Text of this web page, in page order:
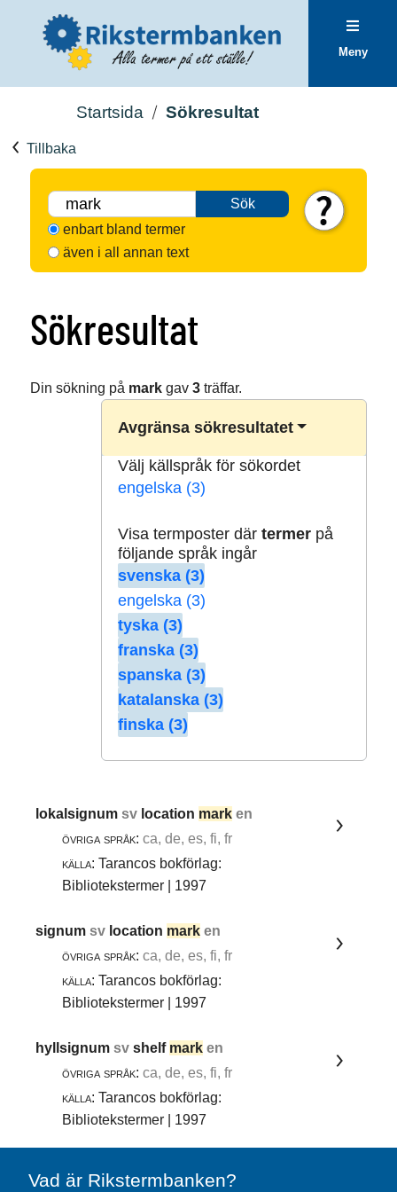
Meny
Startsida Sökresultat
Tillbaka
Sök
enbart bland termer
även i all annan text
Sökresultat
Din sökning på markgav 3träffar.
Avgränsa sökresultatet
Välj källspråk för sökordet
engelska (3)
Visa termposter där termerpå
följande språk ingår
svenska (3)
engelska (3)
tyska (3)
franska (3)
spanska (3)
katalanska (3)
finska (3)
lokalsignumsv location mark en
övriga språk: ca, de, es, fi, fr
källa: Tarancos bokförlag:
Bibliotekstermer | 1997
signumsv location mark en
övriga språk: ca, de, es, fi, fr
källa: Tarancos bokförlag:
Bibliotekstermer | 1997
hyllsignumsvshelf mark en
övriga språk: ca, de, es, fi, fr
källa: Tarancos bokförlag:
Bibliotekstermer | 1997
Vad är Rikstermbanken?